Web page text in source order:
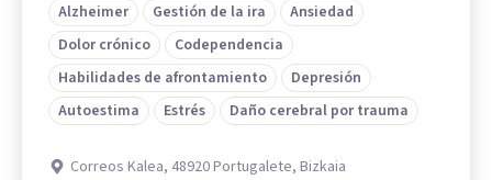
Alzheimer Gestión de la ira
Ansiedad
Dolor crónico
Codependencia
Habilidades de afrontamiento
Depresión
Autoestima
Estrés Daño cerebral por trauma
Correos Kalea, 48920 Portugalete, Bizkaia